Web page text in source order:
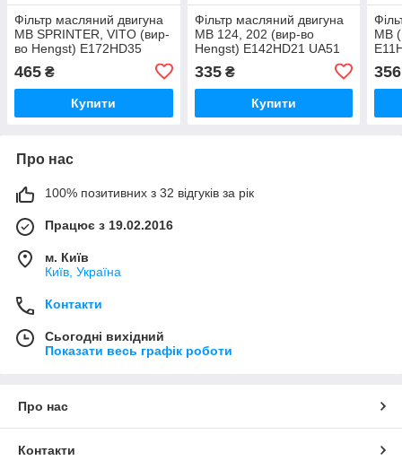
Фільтр масляний двигуна
MB SPRINTER, VITO (вир-
во Hengst) E172HD35
465 ₴
Купити
Фільтр масляний двигуна
MB 124, 202 (вир-во
Hengst) E142HD21 UA51
335₴
Купити
MB
356
Про нас
100% позитивних з 32 відгуків за рік
Працює з 19.02.2016
м. Київ
Київ, Україна
Контакти
Сьогодні вихідний
Показати весь графік роботи
Про нас
Контакти